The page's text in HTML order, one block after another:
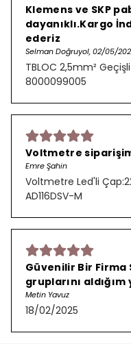
Klemens ve SKP
dayanıklı.Kargo
ederiz
Selman Doğruyol, 02/05/
TBLOC 2,5mm²
8000099005
Voltmetre
Emre Şahin
Voltmetre Led'li
AD116DSV-M
Güvenilir Bir Firma
gruplarını aldığım
Metin Yavuz
18/02/2025